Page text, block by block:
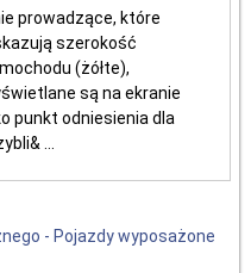
prowadzące, które
szerokość
(żółte),
są na ekranie
punkt odniesienia dla
...
- Pojazdy wyposażone